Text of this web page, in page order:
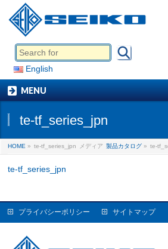
English
MENU
te-tf_series_jpn
HOME » te-tf_series_jpn メディア 製品カタログ » te-
te-tf_series_jpn
プライバシーポリシー サイトマップ